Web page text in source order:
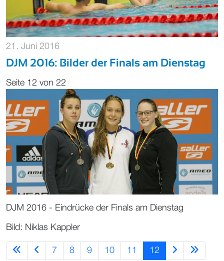
21. Juni 2016
DJM 2016: Bilder der Finals am Dienstag
Seite 12 von 22
DJM 2016 - Eindrücke der Finals am Dienstag
Bild: Niklas Kappler
7 8 9 10 11 12